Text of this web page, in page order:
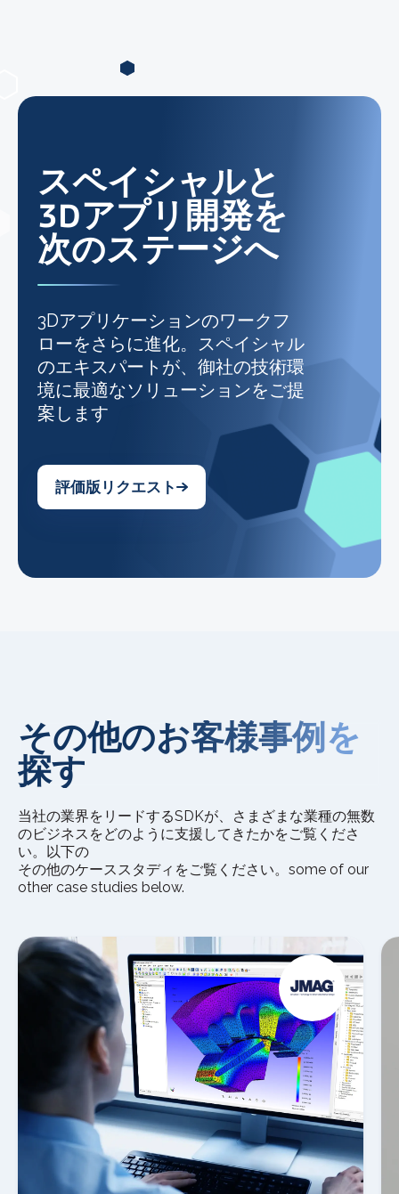
スペイシャルと
3Dアプリ開発を
次のステージへ
3Dアプリケーションのワークフ
ローをさらに進化。スペイシャル
のエキスパートが、御社の技術環
境に最適なソリューションをご提
案します
評価版リクエスト
その他のお客様事例を
探す
当社の業界をリードするSDKが、さまざまな業種の無数
のビジネスをどのように支援してきたかをご覧くださ
い。以下の
その他のケーススタディをご覧ください。some of our
other case studies below.